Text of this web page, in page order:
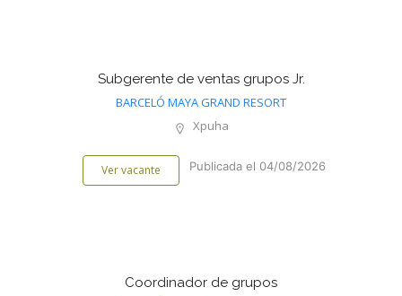
Subgerente de ventas grupos Jr.
BARCELÓ MAYA GRAND RESORT
Xpuha
Ver vacante Publicada el 04/08/2026
Coordinador de grupos